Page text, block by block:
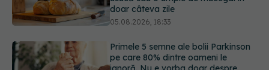
Primele 5 semne ale bolii Parkinson
pe care 80% dintre oameni le
ignoră. Nu e vorba doar despre
05.08.2026, 17:31